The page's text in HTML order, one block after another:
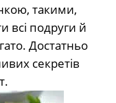
такими,
всі подруги й
Достатньо
секретів